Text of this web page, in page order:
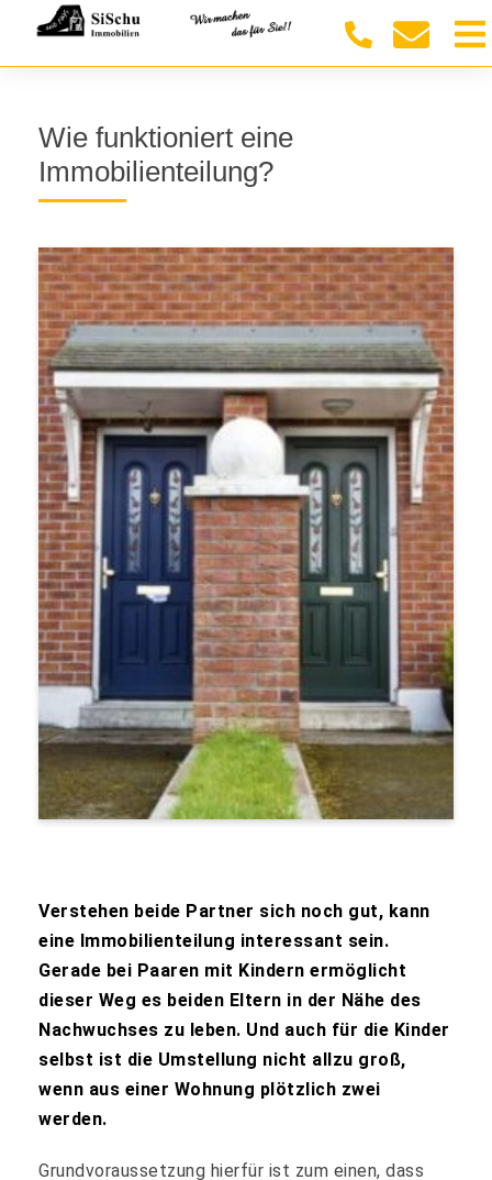
Wie funktioniert eine
Immobilienteilung?
Verstehen beide Partner sich noch gut, kann
eine Immobilienteilung interessant sein.
Gerade bei Paaren mit Kindern ermöglicht
dieser Weg es beiden Eltern in der Nähe des
Nachwuchses zu leben. Und auch für die Kinder
selbst ist die Umstellung nicht allzu groß,
wenn aus einer Wohnung plötzlich zwei
werden.
Grundvoraussetzung hierfür ist zum einen, dass